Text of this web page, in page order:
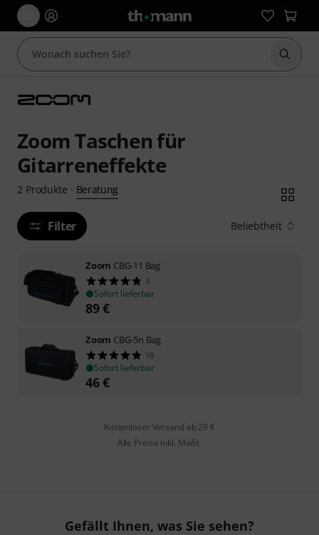
Suche
Zoom Taschen für
Gitarreneffekte
2 Produkte · Beratung
Filter Beliebtheit
Zoom CBG-11 Bag
5
Sofort lieferbar
89€
Zoom CBG-5n Bag
10
Sofort lieferbar
46€
Kostenloser Versand ab 29 €
Alle Preise inkl. MwSt.
Gefällt Ihnen, was Sie sehen?